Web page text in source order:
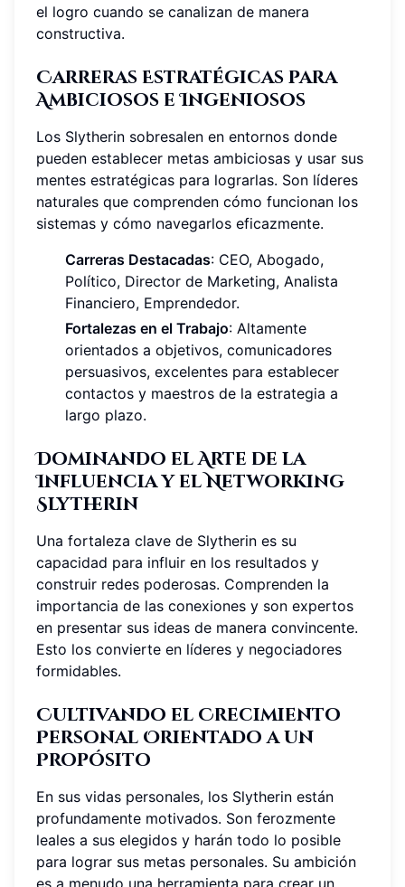
el logro cuando se canalizan de manera
constructiva.
Carreras Estratégicas para
Ambiciosos e Ingeniosos
Los Slytherin sobresalen en entornos donde
pueden establecer metas ambiciosas y usar sus
mentes estratégicas para lograrlas. Son líderes
naturales que comprenden cómo funcionan los
sistemas y cómo navegarlos eficazmente.
Carreras Destacadas: CEO, Abogado,
Político, Director de Marketing, Analista
Financiero, Emprendedor.
Fortalezas en el Trabajo: Altamente
orientados a objetivos, comunicadores
persuasivos, excelentes para establecer
contactos y maestros de la estrategia a
largo plazo.
Dominando el Arte de la
Influencia y el Networking
Slytherin
Una fortaleza clave de Slytherin es su
capacidad para influir en los resultados y
construir redes poderosas. Comprenden la
importancia de las conexiones y son expertos
en presentar sus ideas de manera convincente.
Esto los convierte en líderes y negociadores
formidables.
Cultivando el Crecimiento
Personal Orientado a un
Propósito
En sus vidas personales, los Slytherin están
profundamente motivados. Son ferozmente
leales a sus elegidos y harán todo lo posible
para lograr sus metas personales. Su ambición
es a menudo una herramienta para crear un